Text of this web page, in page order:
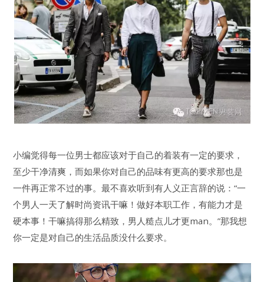
小编觉得每一位男士都应该对于自己的着装有一定的要求，
至少干净清爽，而如果你对自己的品味有更高的要求那也是
一件再正常不过的事。最不喜欢听到有人义正言辞的说：“一
个男人一天了解时尚资讯干嘛！做好本职工作，有能力才是
硬本事！干嘛搞得那么精致，男人糙点儿才更man。”那我想
你一定是对自己的生活品质没什么要求。